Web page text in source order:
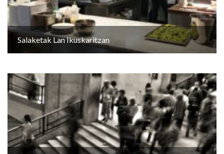
Salaketak Lan Ikuskaritzan